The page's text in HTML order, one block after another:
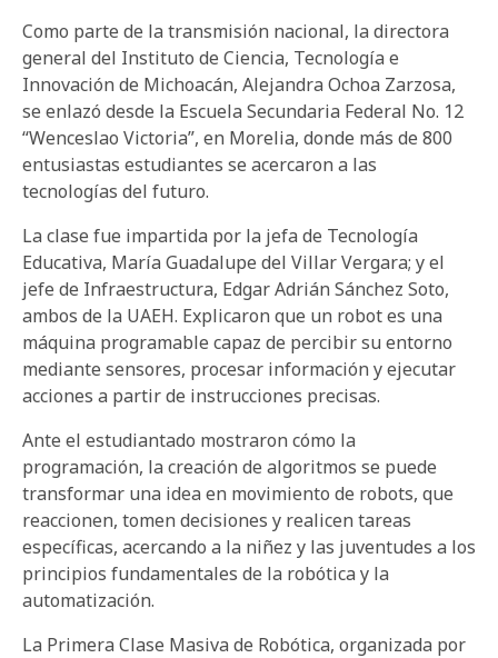
Como parte de la transmisión nacional, la directora
general del Instituto de Ciencia, Tecnología e
Innovación de Michoacán, Alejandra Ochoa Zarzosa,
se enlazó desde la Escuela Secundaria Federal No. 12
“Wenceslao Victoria”, en Morelia, donde más de 800
entusiastas estudiantes se acercaron a las
tecnologías del futuro.
La clase fue impartida por la jefa de Tecnología
Educativa, María Guadalupe del Villar Vergara; y el
jefe de Infraestructura, Edgar Adrián Sánchez Soto,
ambos de la UAEH. Explicaron que un robot es una
máquina programable capaz de percibir su entorno
mediante sensores, procesar información y ejecutar
acciones a partir de instrucciones precisas.
Ante el estudiantado mostraron cómo la
programación, la creación de algoritmos se puede
transformar una idea en movimiento de robots, que
reaccionen, tomen decisiones y realicen tareas
específicas, acercando a la niñez y las juventudes a los
principios fundamentales de la robótica y la
automatización.
La Primera Clase Masiva de Robótica, organizada por